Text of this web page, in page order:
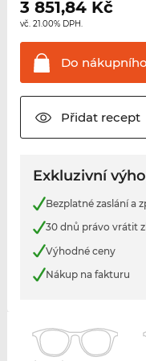
3 851,84Kč
vč. 21.00% DPH.
Do nákupního
Přidatrecept
Exkluzivní
Bezplatné zaslání a
30 dnů právo vrátit
Výhodné ceny
Nákup na fakturu